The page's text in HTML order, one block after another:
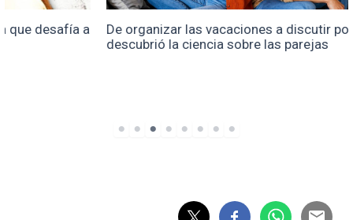
De organizar las vacaciones a discutir por todo: qué
descubrió la ciencia sobre las parejas